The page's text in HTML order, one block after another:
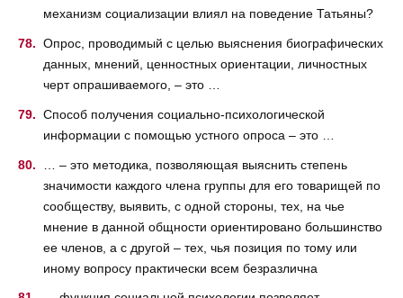
механизм социализации влиял на поведение Татьяны?
Опрос, проводимый с целью выяснения биографических
данных, мнений, ценностных ориентации, личностных
черт опрашиваемого, – это …
Способ получения социально-психологической
информации с помощью устного опроса – это …
… – это методика, позволяющая выяснить степень
значимости каждого члена группы для его товарищей по
сообществу, выявить, с одной стороны, тех, на чье
мнение в данной общности ориентировано большинство
ее членов, а с другой – тех, чья позиция по тому или
иному вопросу практически всем безразлична